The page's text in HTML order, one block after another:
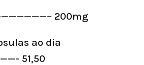
200mg
ao dia
51,50